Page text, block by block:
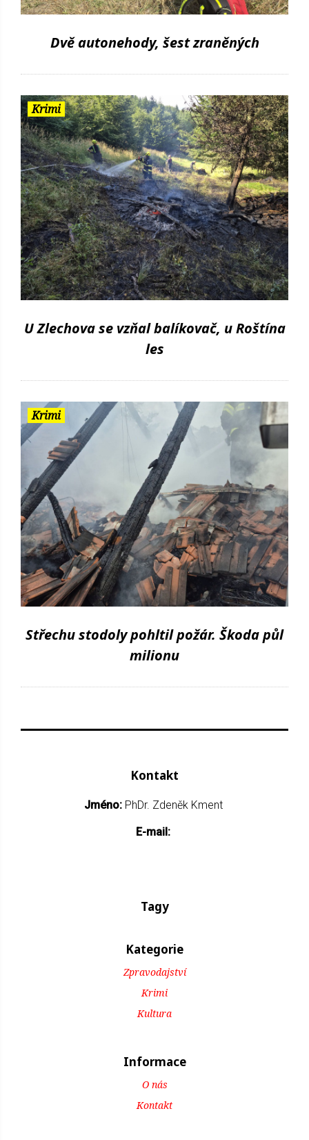
Dvě autonehody, šest zraněných
Krimi
U Zlechova se vzňal balíkovač, u Roštína
les
Krimi
Střechu stodoly pohltil požár. Škoda půl
milionu
Kontakt
Jméno: PhDr. Zdeněk Kment
E-mail:
Tagy
Kategorie
Zpravodajství
Krimi
Kultura
Informace
O nás
Kontakt